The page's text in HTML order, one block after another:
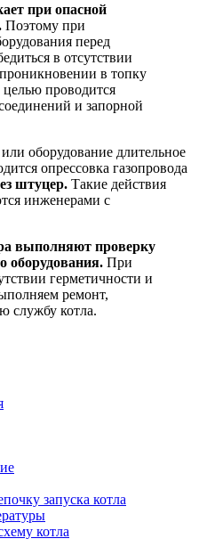
при опасной
Поэтому при
перед
в отсутствии
в топку
проводится
и запорной
оборудование длительное
опрессовка газопровода
штуцер. Такие действия
инженерами с
выполняют проверку
оборудования. При
герметичности и
ремонт,
службу котла.
запуска котла
котла